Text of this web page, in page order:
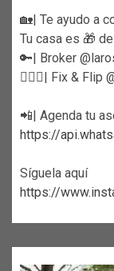
🏡| Te ayudo a
Tu casa es 🎁
🔑| Broker
👷🏼‍♀️| Fix & Flip
📲| Agenda tu
https://
Síguela aquí
https://